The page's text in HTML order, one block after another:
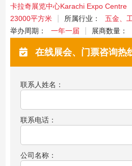
卡拉奇展览中心Karachi Expo Centre
23000平方米
所属行业：
五金、
举办周期：
一年一届 展商数量：
在线展会、门票咨询热
联系人姓名：
联系电话：
公司名称：